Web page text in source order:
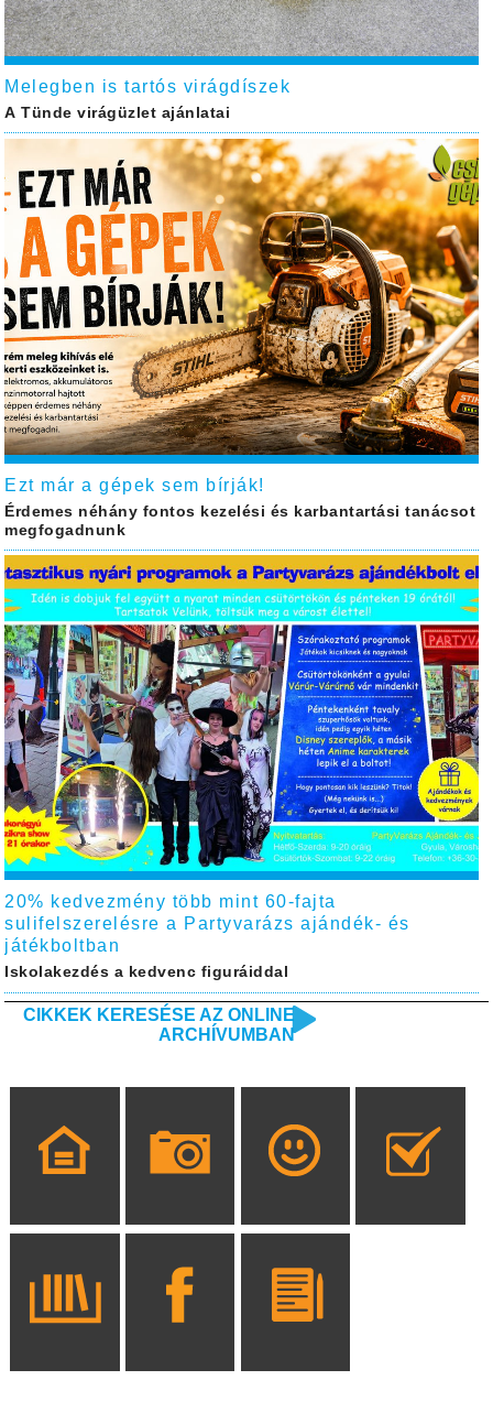
Melegben is tartós virágdíszek
A Tünde virágüzlet ajánlatai
Ezt már a gépek sem bírják!
Érdemes néhány fontos kezelési és karbantartási tanácsot
megfogadnunk
20% kedvezmény több mint 60-fajta
sulifelszerelésre a Partyvarázs ajándék- és
játékboltban
Iskolakezdés a kedvenc figuráiddal
CIKKEK KERESÉSE AZ ONLINE
ARCHÍVUMBAN